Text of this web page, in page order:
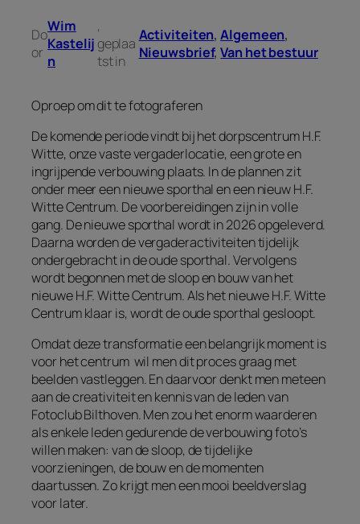
Do
or
Wim
Kastelij
n
,
geplaa
tst in
Activiteiten, Algemeen
Nieuwsbrief, Van het bestuur
Oproep om dit te fotograferen
De komende periode vindt bij het dorpscentrum H.F.
Witte, onze vaste vergaderlocatie, een grote en
ingrijpende verbouwing plaats. In de plannen zit
onder meer een nieuwe sporthal en een nieuw H.F.
Witte Centrum. De voorbereidingen zijn in volle
gang. De nieuwe sporthal wordt in 2026 opgeleverd.
Daarna worden de vergaderactiviteiten tijdelijk
ondergebracht in de oude sporthal. Vervolgens
wordt begonnen met de sloop en bouw van het
nieuwe H.F. Witte Centrum. Als het nieuwe H.F. Witte
Centrum klaar is, wordt de oude sporthal gesloopt.
Omdat deze transformatie een belangrijk moment is
voor het centrum wil men dit proces graag met
beelden vastleggen. En daarvoor denkt men meteen
aan de creativiteit en kennis van de leden van
Fotoclub Bilthoven. Men zou het enorm waarderen
als enkele leden gedurende de verbouwing foto’s
willen maken: van de sloop, de tijdelijke
voorzieningen, de bouw en de momenten
daartussen. Zo krijgt men een mooi beeldverslag
voor later.